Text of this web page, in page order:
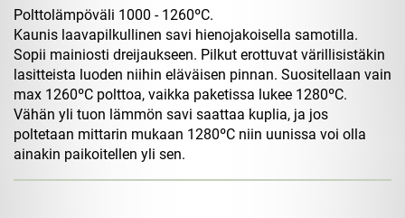
Polttolämpöväli 1000 - 1260ºC.
Kaunis laavapilkullinen savi hienojakoisella samotilla.
Sopii mainiosti dreijaukseen. Pilkut erottuvat värillisistäkin
lasitteista luoden niihin eläväisen pinnan. Suositellaan vain
max 1260ºC polttoa, vaikka paketissa lukee 1280ºC.
Vähän yli tuon lämmön savi saattaa kuplia, ja jos
poltetaan mittarin mukaan 1280ºC niin uunissa voi olla
ainakin paikoitellen yli sen.